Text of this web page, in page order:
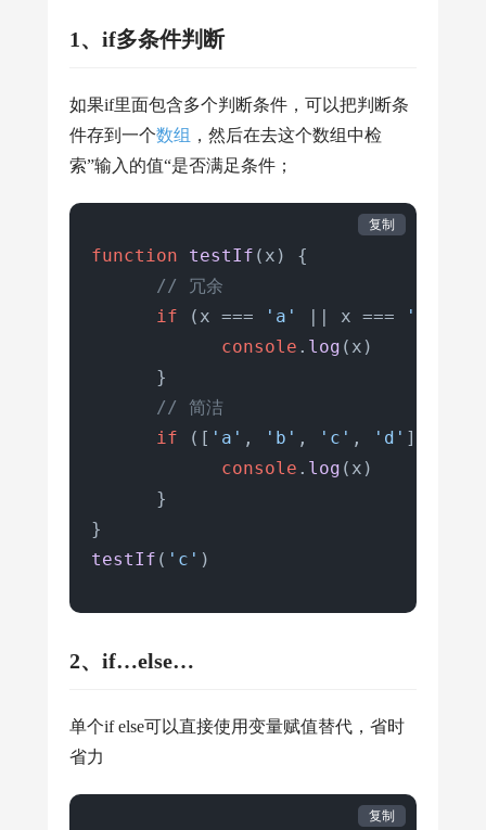
1、if多条件判断
如果if里面包含多个判断条件，可以把判断条
件存到一个数组 ，然后在去这个数组中检
索”输入的值“是否满足条件；
function testIf ( x ) {
// 冗余
if (x === 'a' || x === 'b'
console . log (x)
      }
// 简洁
if ([ 'a' , 'b' , 'c' , 'd' ].
console . log (x)
      }
testIf ( 'c' )
复制
2、if…else…
单个if else可以直接使用变量赋值替代，省时
省力
复制